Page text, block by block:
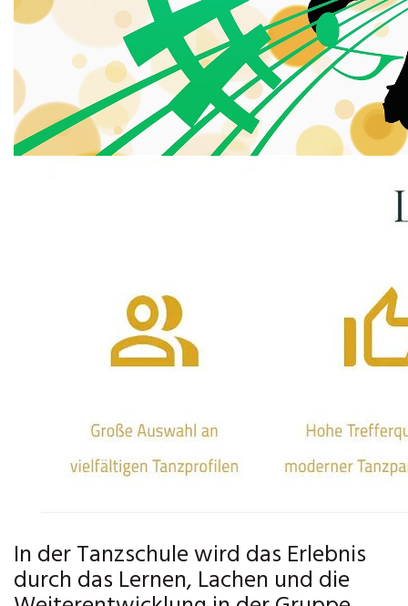
In der Tanzschule wird das Erlebnis
durch das Lernen, Lachen und die